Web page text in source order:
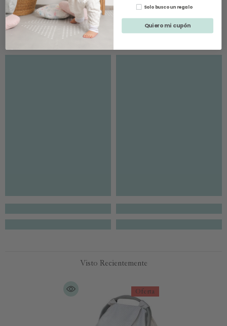
Productos Relacionados
Visto Recientemente
Oferta
Solo busco un regalo
Quiero mi cupón